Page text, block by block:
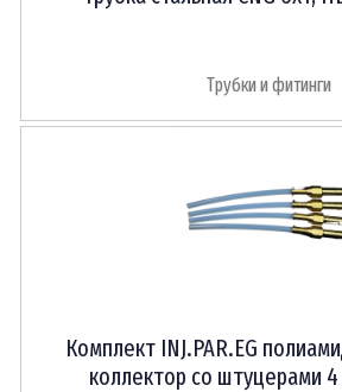
Трубки и фитинги
Комплект INJ.PAR.EG
коллектор со штуцерами